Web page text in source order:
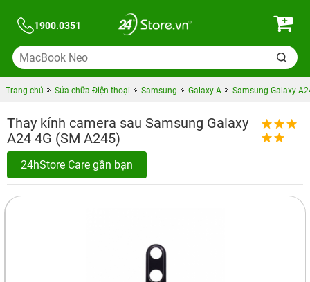
1900.0351
Trang chủ Sửa chữa Điện thoại Samsung Galaxy A Samsung Galaxy
Thay kính camera sau Samsung Galaxy
A24 4G (SM A245)
24hStore Care gần bạn